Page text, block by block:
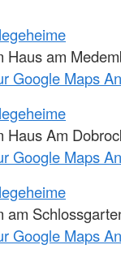
Haus am
Google Maps
Haus Am
Google Maps
am
Google Maps